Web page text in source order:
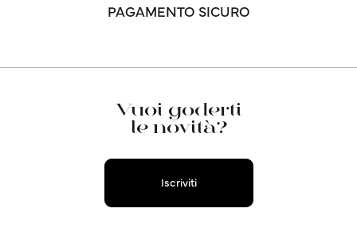
PAGAMENTO SICURO
Vuoi goderti
le novità?
Iscriviti